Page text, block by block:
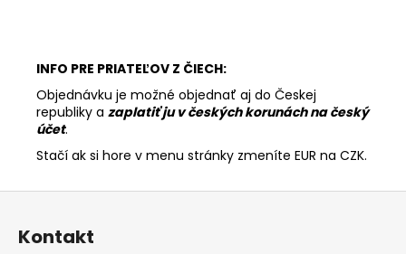
INFO PRE PRIATEĽOV Z ČIECH:
Objednávku je možné objednať aj do Českej
republiky a zaplatiť ju v českých korunách na český
účet.
Stačí ak si hore v menu stránky zmeníte EUR na CZK.
Z
Kontakt